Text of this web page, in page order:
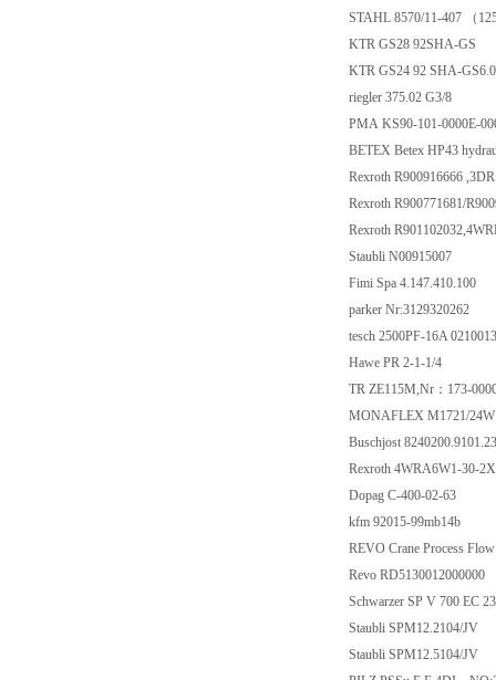
STAHL 8570/11-407 （
KTR GS28 92SHA-GS
KTR GS24 92 SHA-
riegler 375.02 G3/8
PMA KS90-101-0000E-
BETEX Betex HP43
Rexroth R900916666
Rexroth R900771681/
Rexroth
Staubli N00915007
Fimi Spa 4.147.410.100
parker Nr:3129320262
tesch 2500PF-16A
Hawe PR 2-1-1/4
TR ZE115M,Nr：173-
MONAFLEX M1721/
Buschjost
Rexroth 4WRA6W1-30-
Dopag C-400-02-63
kfm 92015-99mb14b
REVO Crane Process
Revo RD5130012000000
Schwarzer SP V 700 EC
Staubli SPM12.2104/JV
Staubli SPM12.5104/JV